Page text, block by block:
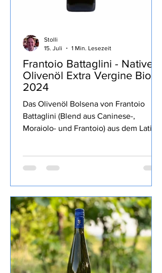
Frantoio Battaglini - Natives
Olivenöl Extra Vergine Bio
2024
Das Olivenöl Bolsena von Frantoio
Battaglini (Blend aus Caninese-,
war Teil der MERUM Degubox März
2025 Auswahl der am besten
der Herbsternte 2024 geschafft, dort
mit der zweithöchsten Bewertung von
2 Herzen ausgezeichnet. Ein fruchtiges
Öl, grasig, kräftige Schärfe und gute
Bitterkeit, recht dünnflüssig, wunderbar
auf´s Brot oder zu Gemüse und zum
intensivieren des Geschmackes wie
15. Juli
1 Min. Lesezeit